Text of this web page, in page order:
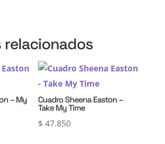
– My Cuadro Sheena Easton –
Take My Time
$ 47.850